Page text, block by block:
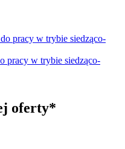
pracy w trybie siedząco-
pracy w trybie siedząco-
oferty*